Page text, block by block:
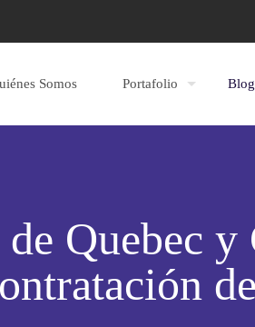
Somos Portafolio Blog
Quebec